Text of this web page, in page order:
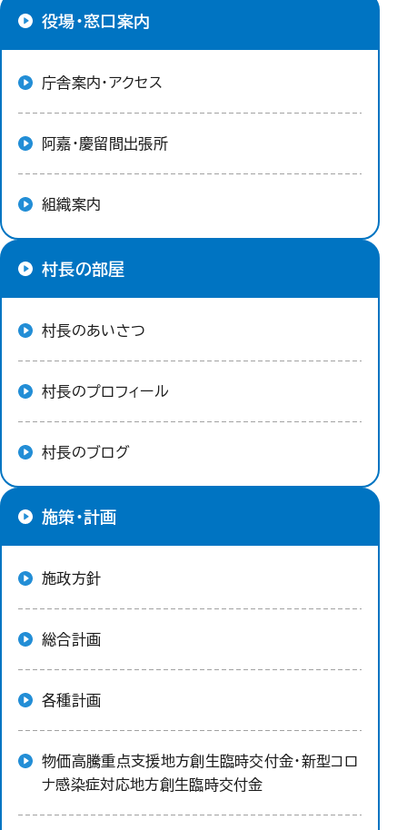
役場・窓口案内
庁舎案内・アクセス
阿嘉・慶留間出張所
組織案内
村長の部屋
村長のあいさつ
村長のプロフィール
村長のブログ
施策・計画
施政方針
総合計画
各種計画
物価高騰重点支援地方創生臨時交付金・新型コロ
ナ感染症対応地方創生臨時交付金